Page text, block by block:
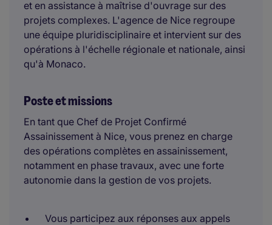
et en assistance à maîtrise d'ouvrage sur des
projets complexes. L'agence de Nice regroupe
une équipe pluridisciplinaire et intervient sur des
opérations à l'échelle régionale et nationale, ainsi
qu'à Monaco.
Poste et missions
En tant que Chef de Projet Confirmé
Assainissement à Nice, vous prenez en charge
des opérations complètes en assainissement,
notamment en phase travaux, avec une forte
autonomie dans la gestion de vos projets.
Vous participez aux réponses aux appels